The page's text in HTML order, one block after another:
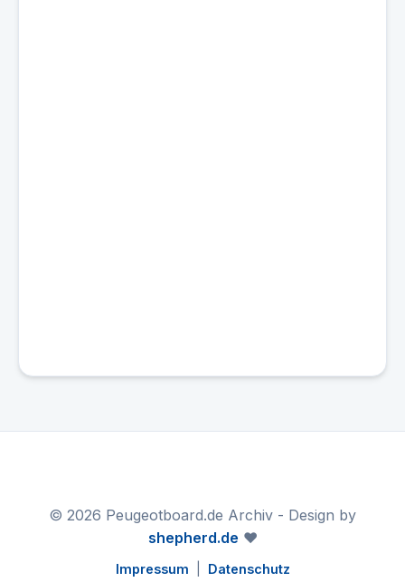
© 2026 Peugeotboard.de Archiv - Design by
shepherd.de ❤️
Impressum Datenschutz